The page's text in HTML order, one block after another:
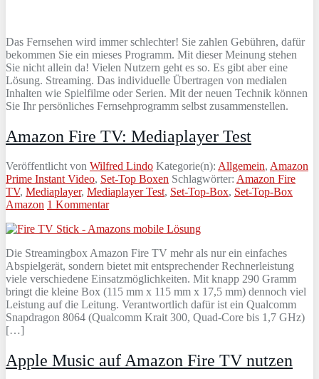
Das Fernsehen wird immer schlechter! Sie zahlen Gebühren, dafür
bekommen Sie ein mieses Programm. Mit dieser Meinung stehen
Sie nicht allein da! Vielen Nutzern geht es so. Es gibt aber eine
Lösung. Streaming. Das individuelle Übertragen von medialen
Inhalten wie Spielfilme oder Serien. Mit der neuen Technik können
Sie Ihr persönliches Fernsehprogramm selbst zusammenstellen.
Amazon Fire TV: Mediaplayer Test
Veröffentlicht von Wilfred Lindo Kategorie(n): Allgemein, Amazon
Prime Instant Video, Set-Top Boxen Schlagwörter: Amazon Fire
TV, Mediaplayer, Mediaplayer Test, Set-Top-Box, Set-Top-Box
Amazon 1 Kommentar
Die Streamingbox Amazon Fire TV mehr als nur ein einfaches
Abspielgerät, sondern bietet mit entsprechender Rechnerleistung
viele verschiedene Einsatzmöglichkeiten. Mit knapp 290 Gramm
bringt die kleine Box (115 mm x 115 mm x 17,5 mm) dennoch viel
Leistung auf die Leitung. Verantwortlich dafür ist ein Qualcomm
Snapdragon 8064 (Qualcomm Krait 300, Quad-Core bis 1,7 GHz)
[…]
Apple Music auf Amazon Fire TV nutzen